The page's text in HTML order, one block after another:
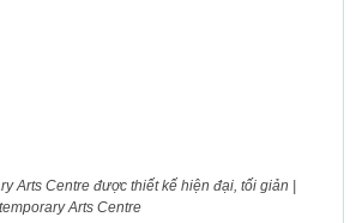
Arts Centre được thiết kế hiện đại, tối giản |
Arts Centre